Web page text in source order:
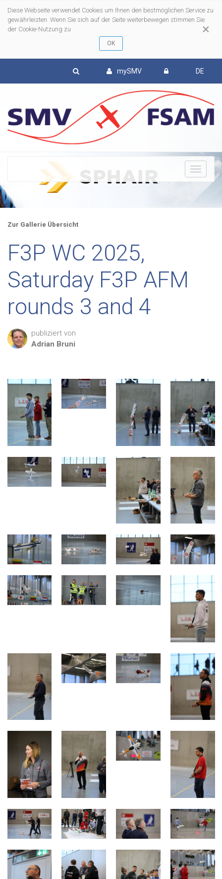
×
Diese Webseite verwendet Cookies um Ihnen den bestmöglichen Service zu
gewährleisten. Wenn Sie sich auf der Seite weiterbewegen stimmen Sie
der Cookie-Nutzung zu
mySMV DE
Zur Gallerie Übersicht
F3P WC 2025,
Saturday F3P AFM
rounds 3 and 4
publiziert von
Adrian Bruni